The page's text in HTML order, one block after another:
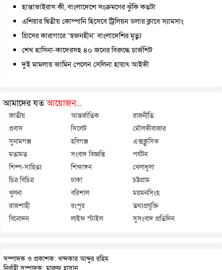
হান্তাভাইরাস কী, বাংলাদেশে সংক্রমণের ঝুঁকি কতটা
এশিয়ার দ্বিতীয় কোম্পানি হিসেবে ট্রিলিয়ন ডলার ক্লাবে স্যামসাং
গ্রিসের কারাগারে ‘স্বজনহীন’ বাংলাদেশির মৃত্যু
শেখ হাসিনা-কাদেরসহ ৪০ জনের বিরুদ্ধে চার্জশিট
দুই মামলায় জামিন পেলেন সেলিনা হায়াৎ আইভী
আমাদের যতআয়োজন...
জাতীয় আন্তর্জাতিক
রাজনীতি
প্রবাস
সিলেট
মৌলভীবাজার
সুনামগঞ্জ
হবিগঞ্জ
এক্সক্লুসিভ
মতামত
সংবাদ বিজ্ঞপ্তি
পর্যটন
শিল্প-সাহিত্য
শিক্ষাঙ্গন
খেলাধুলা
চিত্র বিচিত্র
ঢাকা
চট্টগ্রাম
খুলনা
বরিশাল
ময়মনসিংহ
রাজশাহী
রংপুর
তথ্যপ্রযুক্তি
বিনোদন
লাইফ স্টাইল সুসংবাদ প্রতিদিন
সম্পাদক ও প্রকাশক: খন্দকার আব্দুর রহিম